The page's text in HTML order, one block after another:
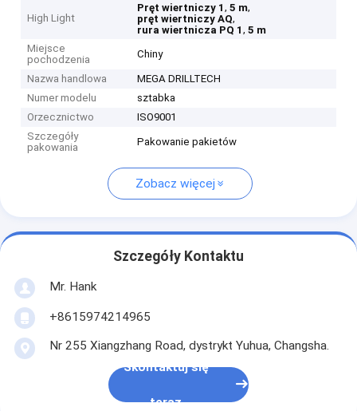
High Light
Pręt wiertniczy 1,5 m,
pręt wiertniczy AQ,
rura wiertnicza PQ 1,5 m
Miejsce
pochodzenia
Chiny
Nazwa handlowa
MEGA DRILLTECH
Numer modelu
sztabka
Orzecznictwo
ISO9001
Szczegóły
pakowania
Pakowanie pakietów
Zobacz więcej
Szczegóły Kontaktu
Mr. Hank
+8615974214965
Nr 255 Xiangzhang Road, dystrykt Yuhua, Changsha.
Skontaktuj się
teraz